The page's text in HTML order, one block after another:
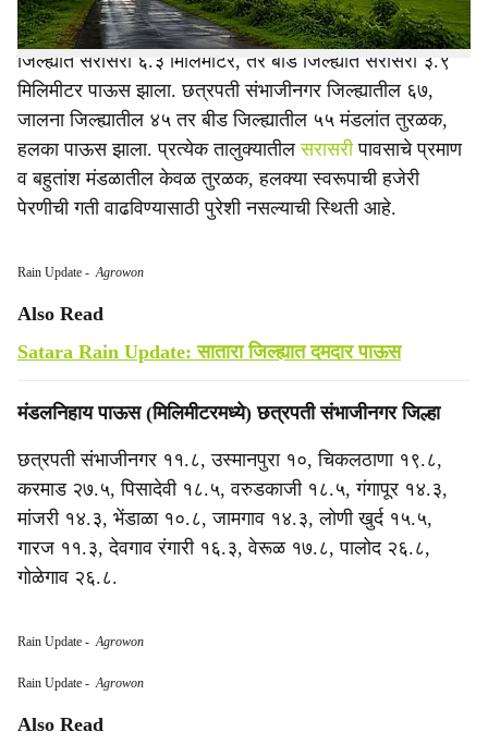
छत्रपती संभाजीनगर जिल्ह्यात सरासरी ६.६ मिलिमीटर जालना
जिल्ह्यात सरासरी ६.३ मिलिमीटर, तर बीड जिल्ह्यात सरासरी ३.९
मिलिमीटर पाऊस झाला. छत्रपती संभाजीनगर जिल्ह्यातील ६७,
जालना जिल्ह्यातील ४५ तर बीड जिल्ह्यातील ५५ मंडलांत तुरळक,
हलका पाऊस झाला. प्रत्येक तालुक्यातीलसरासरीपावसाचे प्रमाण
व बहुतांश मंडळातील केवळ तुरळक, हलक्या स्वरूपाची हजेरी
पेरणीची गती वाढविण्यासाठी पुरेशी नसल्याची स्थिती आहे.
Rain Update -Agrowon
Also Read
Satara Rain Update: सातारा जिल्ह्यात दमदार पाऊस
मंडलनिहाय पाऊस (मिलिमीटरमध्ये) छत्रपती संभाजीनगर जिल्हा
छत्रपती संभाजीनगर ११.८, उस्मानपुरा १०, चिकलठाणा १९.८,
करमाड २७.५, पिसादेवी १८.५, वरुडकाजी १८.५, गंगापूर १४.३,
मांजरी १४.३, भेंडाळा १०.८, जामगाव १४.३, लोणी खुर्द १५.५,
गारज ११.३, देवगाव रंगारी १६.३, वेरूळ १७.८, पालोद २६.८,
गोळेगाव २६.८.
Rain Update -Agrowon
Rain Update -Agrowon
Also Read